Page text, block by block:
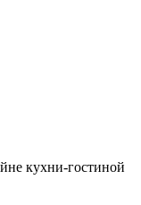
кухни-гостиной